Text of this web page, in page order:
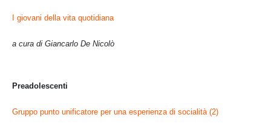
I giovani della vita quotidiana
a cura di Giancarlo De Nicolò
Preadolescenti
Gruppo punto unificatore per una esperienza di socialità (2)